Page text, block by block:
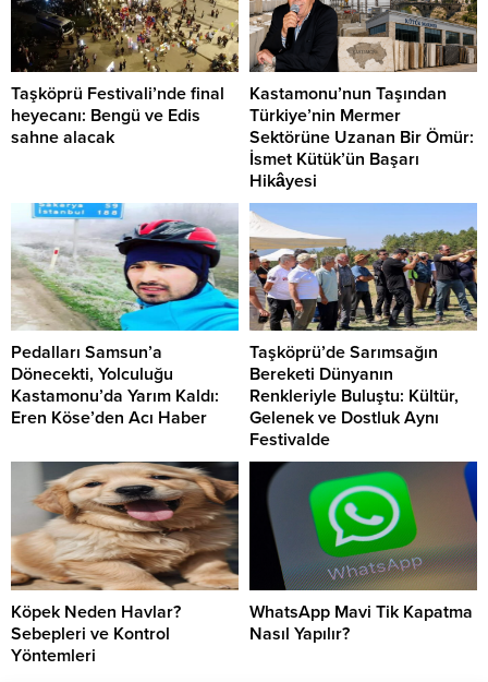
Taşköprü Festivali’nde final
heyecanı: Bengü ve Edis
sahne alacak
Kastamonu’nun Taşından
Türkiye’nin Mermer
Sektörüne Uzanan Bir Ömür:
İsmet Kütük’ün Başarı
Hikâyesi
Pedalları Samsun’a
Dönecekti, Yolculuğu
Kastamonu’da Yarım Kaldı:
Eren Köse’den Acı Haber
Taşköprü’de Sarımsağın
Bereketi Dünyanın
Renkleriyle Buluştu: Kültür,
Gelenek ve Dostluk Aynı
Festivalde
Köpek Neden Havlar?
Sebepleri ve Kontrol
Yöntemleri
WhatsApp Mavi Tik Kapatma
Nasıl Yapılır?